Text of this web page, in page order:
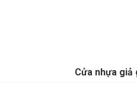
Cửa nhựa giả